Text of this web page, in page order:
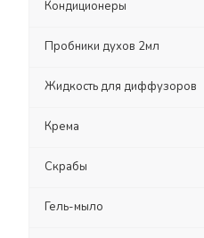
Кондиционеры
Пробники духов 2мл
Жидкость для диффузоров
Крема
Скрабы
Гель-мыло